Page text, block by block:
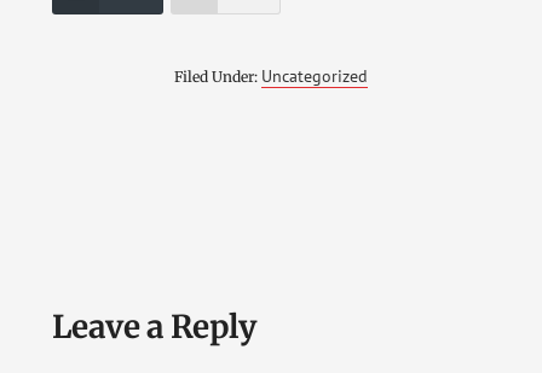
Filed Under: Uncategorized
Reader
Leave a Reply